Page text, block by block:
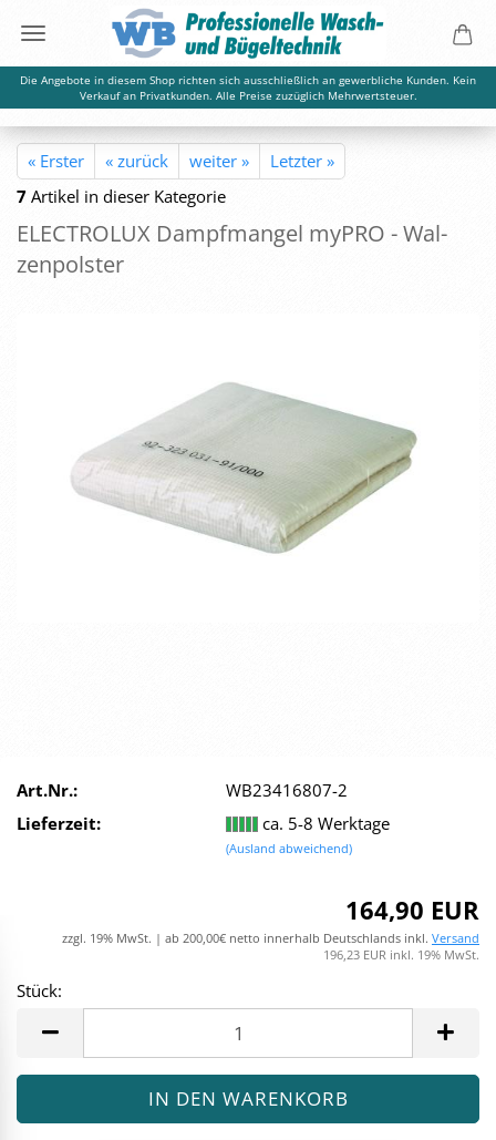
Die Angebote in diesem Shop richten sich ausschließlich an gewerbliche Kunden. Kein
Verkauf an Privatkunden. Alle Preise zuzüglich Mehrwertsteuer.
« Erster « zurück weiter »
Letzter »
7 Artikel in dieser Kategorie
ELEC­TRO­LUX Dampf­man­gel myPRO - Wal­
zen­pols­ter
Art.Nr.:
WB23416807-2
Lieferzeit:
ca. 5-8 Werktage
(Ausland abweichend)
164,90 EUR
zzgl. 19% MwSt. | ab 200,00€ netto innerhalb Deutschlands inkl. Versand
196,23 EUR inkl. 19% MwSt.
Stück: